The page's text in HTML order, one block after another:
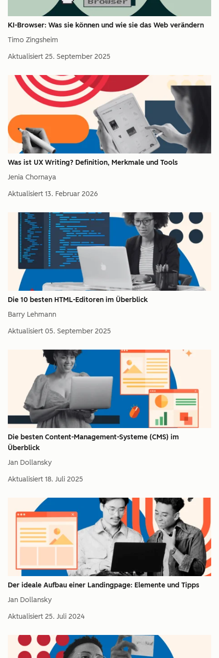
KI-Browser: Was sie können und wie sie das Web verändern
Timo Zingsheim
Aktualisiert 25. September 2025
Was ist UX Writing? Definition, Merkmale und Tools
Jenia Chornaya
Aktualisiert 13. Februar 2026
Die 10 besten HTML-Editoren im Überblick
Barry Lehmann
Aktualisiert 05. September 2025
Die besten Content-Management-Systeme (CMS) im
Überblick
Jan Dollansky
Aktualisiert 18. Juli 2025
Der ideale Aufbau einer Landingpage: Elemente und Tipps
Jan Dollansky
Aktualisiert 25. Juli 2024